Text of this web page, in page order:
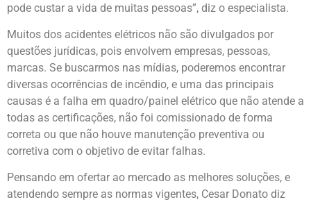
pode custar a vida de muitas pessoas”, diz o especialista.
Muitos dos acidentes elétricos não são divulgados por
questões jurídicas, pois envolvem empresas, pessoas,
marcas. Se buscarmos nas mídias, poderemos encontrar
diversas ocorrências de incêndio, e uma das principais
causas é a falha em quadro/painel elétrico que não atende a
todas as certificações, não foi comissionado de forma
correta ou que não houve manutenção preventiva ou
corretiva com o objetivo de evitar falhas.
Pensando em ofertar ao mercado as melhores soluções, e
atendendo sempre as normas vigentes, Cesar Donato diz